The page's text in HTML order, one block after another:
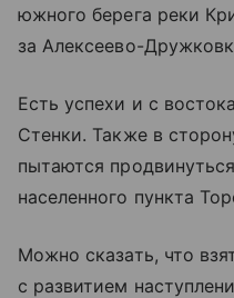
южного берега реки
за Алексеево-
Есть успехи и с
Стенки. Также в
пытаются
населенного пункта
Можно сказать, что
с развитием